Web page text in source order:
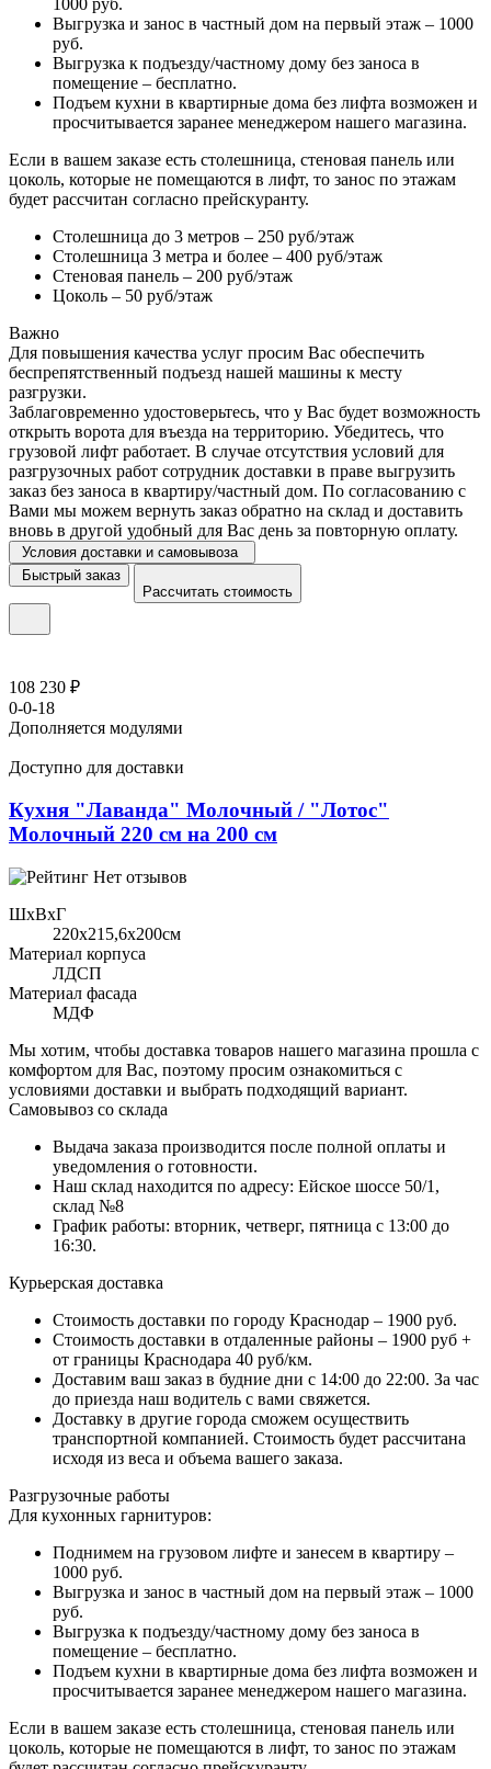
1000 руб.
Выгрузка и занос в частный дом на первый этаж – 1000
руб.
Выгрузка к подъезду/частному дому без заноса в
помещение – бесплатно.
Подъем кухни в квартирные дома без лифта возможен и
просчитывается заранее менеджером нашего магазина.
Если в вашем заказе есть столешница, стеновая панель или
цоколь, которые не помещаются в лифт, то занос по этажам
будет рассчитан согласно прейскуранту.
Столешница до 3 метров – 250 руб/этаж
Столешница 3 метра и более – 400 руб/этаж
Стеновая панель – 200 руб/этаж
Цоколь – 50 руб/этаж
Важно
Для повышения качества услуг просим Вас обеспечить
беспрепятственный подъезд нашей машины к месту
разгрузки.
Заблаговременно удостоверьтесь, что у Вас будет возможность
открыть ворота для въезда на территорию. Убедитесь, что
грузовой лифт работает. В случае отсутствия условий для
разгрузочных работ сотрудник доставки в праве выгрузить
заказ без заноса в квартиру/частный дом. По согласованию с
Вами мы можем вернуть заказ обратно на склад и доставить
вновь в другой удобный для Вас день за повторную оплату.
Условия доставки и самовывоза
Быстрый заказ
Рассчитать стоимость
108 230 ₽
0-0-18
Дополняется модулями
Доступно для доставки
Кухня "Лаванда" Молочный / "Лотос"
Молочный 220 см на 200 см
Нет отзывов
ШхВхГ
220x215,6х200см
Материал корпуса
ЛДСП
Материал фасада
МДФ
Мы хотим, чтобы доставка товаров нашего магазина прошла с
комфортом для Вас, поэтому просим ознакомиться с
условиями доставки и выбрать подходящий вариант.
Самовывоз со склада
Выдача заказа производится после полной оплаты и
уведомления о готовности.
Наш склад находится по адресу: Ейское шоссе 50/1,
склад №8
График работы: вторник, четверг, пятница с 13:00 до
16:30.
Курьерская доставка
Стоимость доставки по городу Краснодар – 1900 руб.
Стоимость доставки в отдаленные районы – 1900 руб +
от границы Краснодара 40 руб/км.
Доставим ваш заказ в будние дни с 14:00 до 22:00. За час
до приезда наш водитель с вами свяжется.
Доставку в другие города сможем осуществить
транспортной компанией. Стоимость будет рассчитана
исходя из веса и объема вашего заказа.
Разгрузочные работы
Для кухонных гарнитуров:
Поднимем на грузовом лифте и занесем в квартиру –
1000 руб.
Выгрузка и занос в частный дом на первый этаж – 1000
руб.
Выгрузка к подъезду/частному дому без заноса в
помещение – бесплатно.
Подъем кухни в квартирные дома без лифта возможен и
просчитывается заранее менеджером нашего магазина.
Если в вашем заказе есть столешница, стеновая панель или
цоколь, которые не помещаются в лифт, то занос по этажам